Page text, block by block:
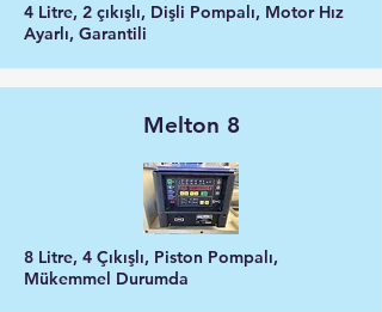
4 Litre, 2 çıkışlı, Dişli Pompalı, Motor Hız
Ayarlı, Garantili
Melton 8
8 Litre, 4 Çıkışlı, Piston Pompalı,
Mükemmel Durumda